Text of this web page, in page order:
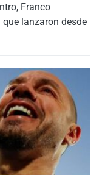
Franco
lanzaron desde